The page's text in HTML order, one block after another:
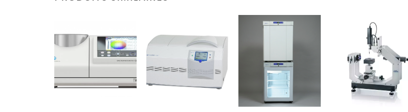
Ajouter
Ajouter
d’envies
Ajouter
à la liste
Ajouter
à la liste
d’envies